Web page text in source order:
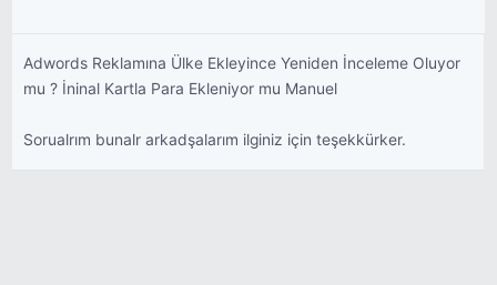
Adwords Reklamına Ülke Ekleyince Yeniden İnceleme Oluyor
mu ? İninal Kartla Para Ekleniyor mu Manuel
Sorualrım bunalr arkadşalarım ilginiz için teşekkürker.